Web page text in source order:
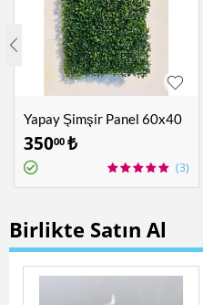
Yapay Şimşir Panel 60x40
cm
35000 ₺
(3)
Birlikte Satın Al